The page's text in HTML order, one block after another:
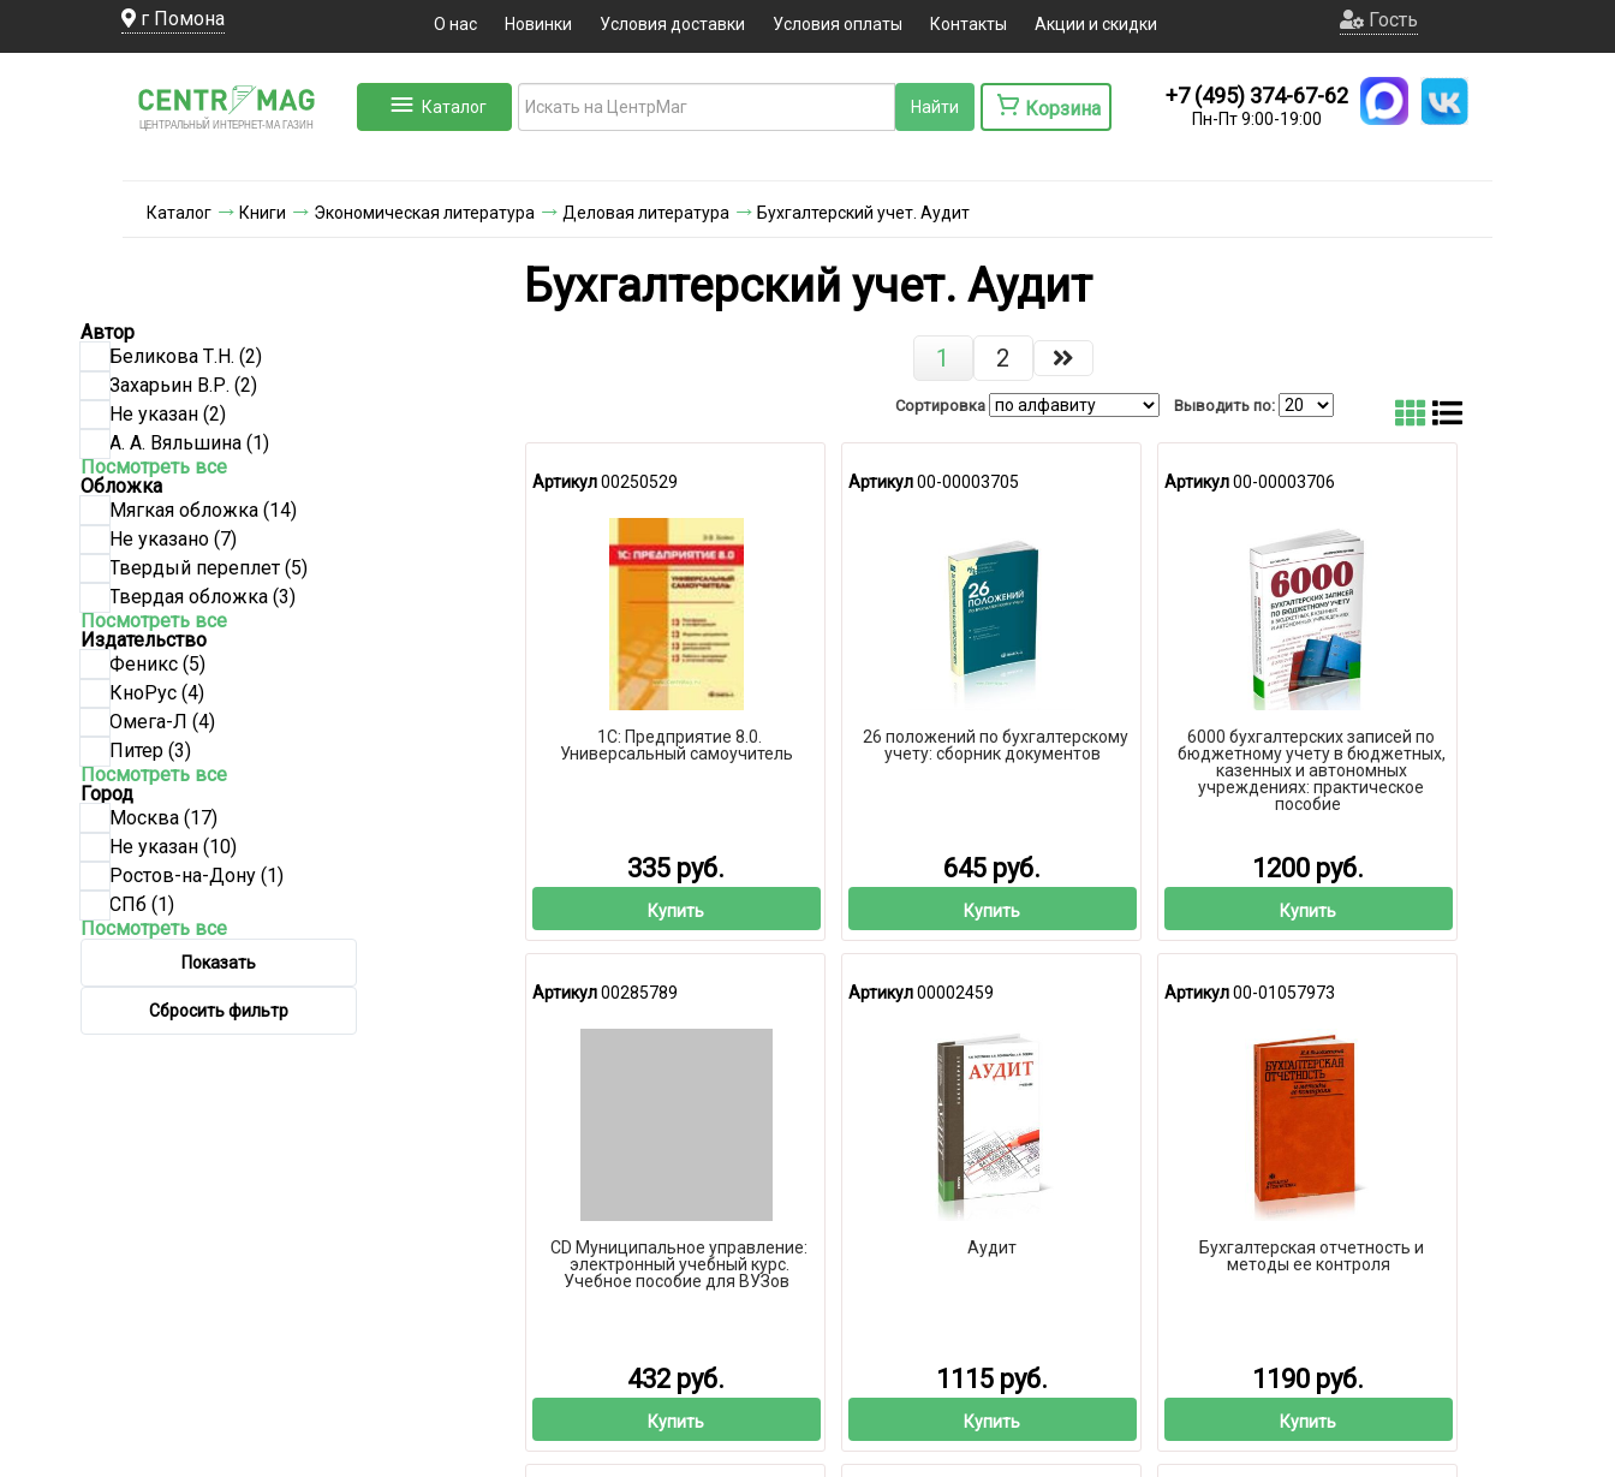
г Помона О нас Новинки Условия доставки Условия оплаты Контакты Акции и скидки Гость
ЦЕНТРАЛЬНЫЙ ИНТЕРНЕТ-МА ГАЗИН
Каталог Корзина
+7 (495) 374-67-62
Пн-Пт 9:00-19:00
Каталог Книги Экономическая литература Деловая литература Бухгалтерский учет. Аудит
Бухгалтерский учет. Аудит
Автор
Беликова Т.Н. (2)
Захарьин В.Р. (2)
Не указан (2)
А. А. Вяльшина (1)
Посмотреть все
Обложка
Мягкая обложка (14)
Не указано (7)
Твердый переплет (5)
Твердая обложка (3)
Посмотреть все
Издательство
Феникс (5)
КноРус (4)
Омега-Л (4)
Питер (3)
Посмотреть все
Город
Москва (17)
Не указан (10)
Ростов-на-Дону (1)
СПб (1)
Посмотреть все
Показать
Сбросить фильтр
1 2
Сортировка Выводить по:
Артикул00250529
1С: Предприятие 8.0.
Универсальный самоучитель
335 руб.
Купить
Артикул00-00003705
26 положений по бухгалтерскому
учету: сборник документов
645 руб.
Купить
Артикул00-00003706
6000 бухгалтерских записей по
бюджетному учету в бюджетных,
казенных и автономных
учреждениях: практическое
пособие
1200 руб.
Купить
Артикул00285789
CD Муниципальное управление:
электронный учебный курс.
Учебное пособие для ВУЗов
432 руб.
Купить
Артикул00002459
Аудит
1115 руб.
Купить
Артикул00-01057973
Бухгалтерская отчетность и
методы ее контроля
1190 руб.
Купить